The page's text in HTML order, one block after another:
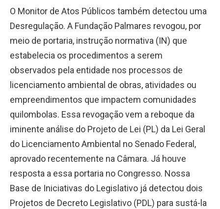
O Monitor de Atos Públicos também detectou uma
Desregulação. A Fundação Palmares revogou, por
meio de portaria, instrução normativa (IN) que
estabelecia os procedimentos a serem
observados pela entidade nos processos de
licenciamento ambiental de obras, atividades ou
empreendimentos que impactem comunidades
quilombolas. Essa revogação vem a reboque da
iminente análise do Projeto de Lei (PL) da Lei Geral
do Licenciamento Ambiental no Senado Federal,
aprovado recentemente na Câmara. Já houve
resposta a essa portaria no Congresso. Nossa
Base de Iniciativas do Legislativo já detectou dois
Projetos de Decreto Legislativo (PDL) para sustá-la